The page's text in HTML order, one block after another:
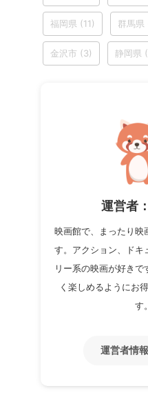
福岡県 (11) 群馬県
金沢市 (3) 静岡県
運営者
映画館で、まったり映
す。アクション、ドキ
リー系の映画が好き
く楽しめるようにお
す。
運営者情